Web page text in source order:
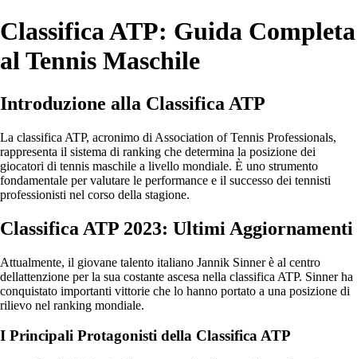
Classifica ATP: Guida Completa
al Tennis Maschile
Introduzione alla Classifica ATP
La classifica ATP, acronimo di Association of Tennis Professionals,
rappresenta il sistema di ranking che determina la posizione dei
giocatori di tennis maschile a livello mondiale. È uno strumento
fondamentale per valutare le performance e il successo dei tennisti
professionisti nel corso della stagione.
Classifica ATP 2023: Ultimi Aggiornamenti
Attualmente, il giovane talento italiano Jannik Sinner è al centro
dellattenzione per la sua costante ascesa nella classifica ATP. Sinner ha
conquistato importanti vittorie che lo hanno portato a una posizione di
rilievo nel ranking mondiale.
I Principali Protagonisti della Classifica ATP